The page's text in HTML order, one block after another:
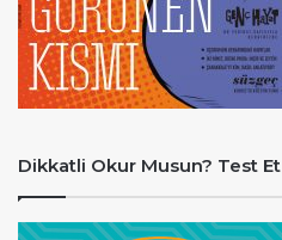
Dikkatli Okur Musun? Test Et